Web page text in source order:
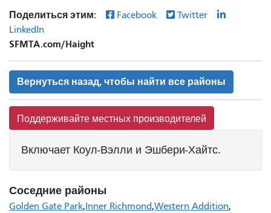
Поделиться этим: Facebook
Twitter
LinkedIn
SFMTA.com/Haight
Вернуться назад, чтобы найти все районы
Поддерживайте местных производителей
Включает Коул-Вэлли и Эшбери-Хайтс.
Соседние районы
Golden Gate Park Inner Richmond Western Addition